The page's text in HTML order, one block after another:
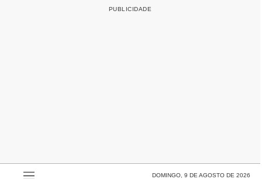
DOMINGO, 9 DE AGOSTO DE 2026